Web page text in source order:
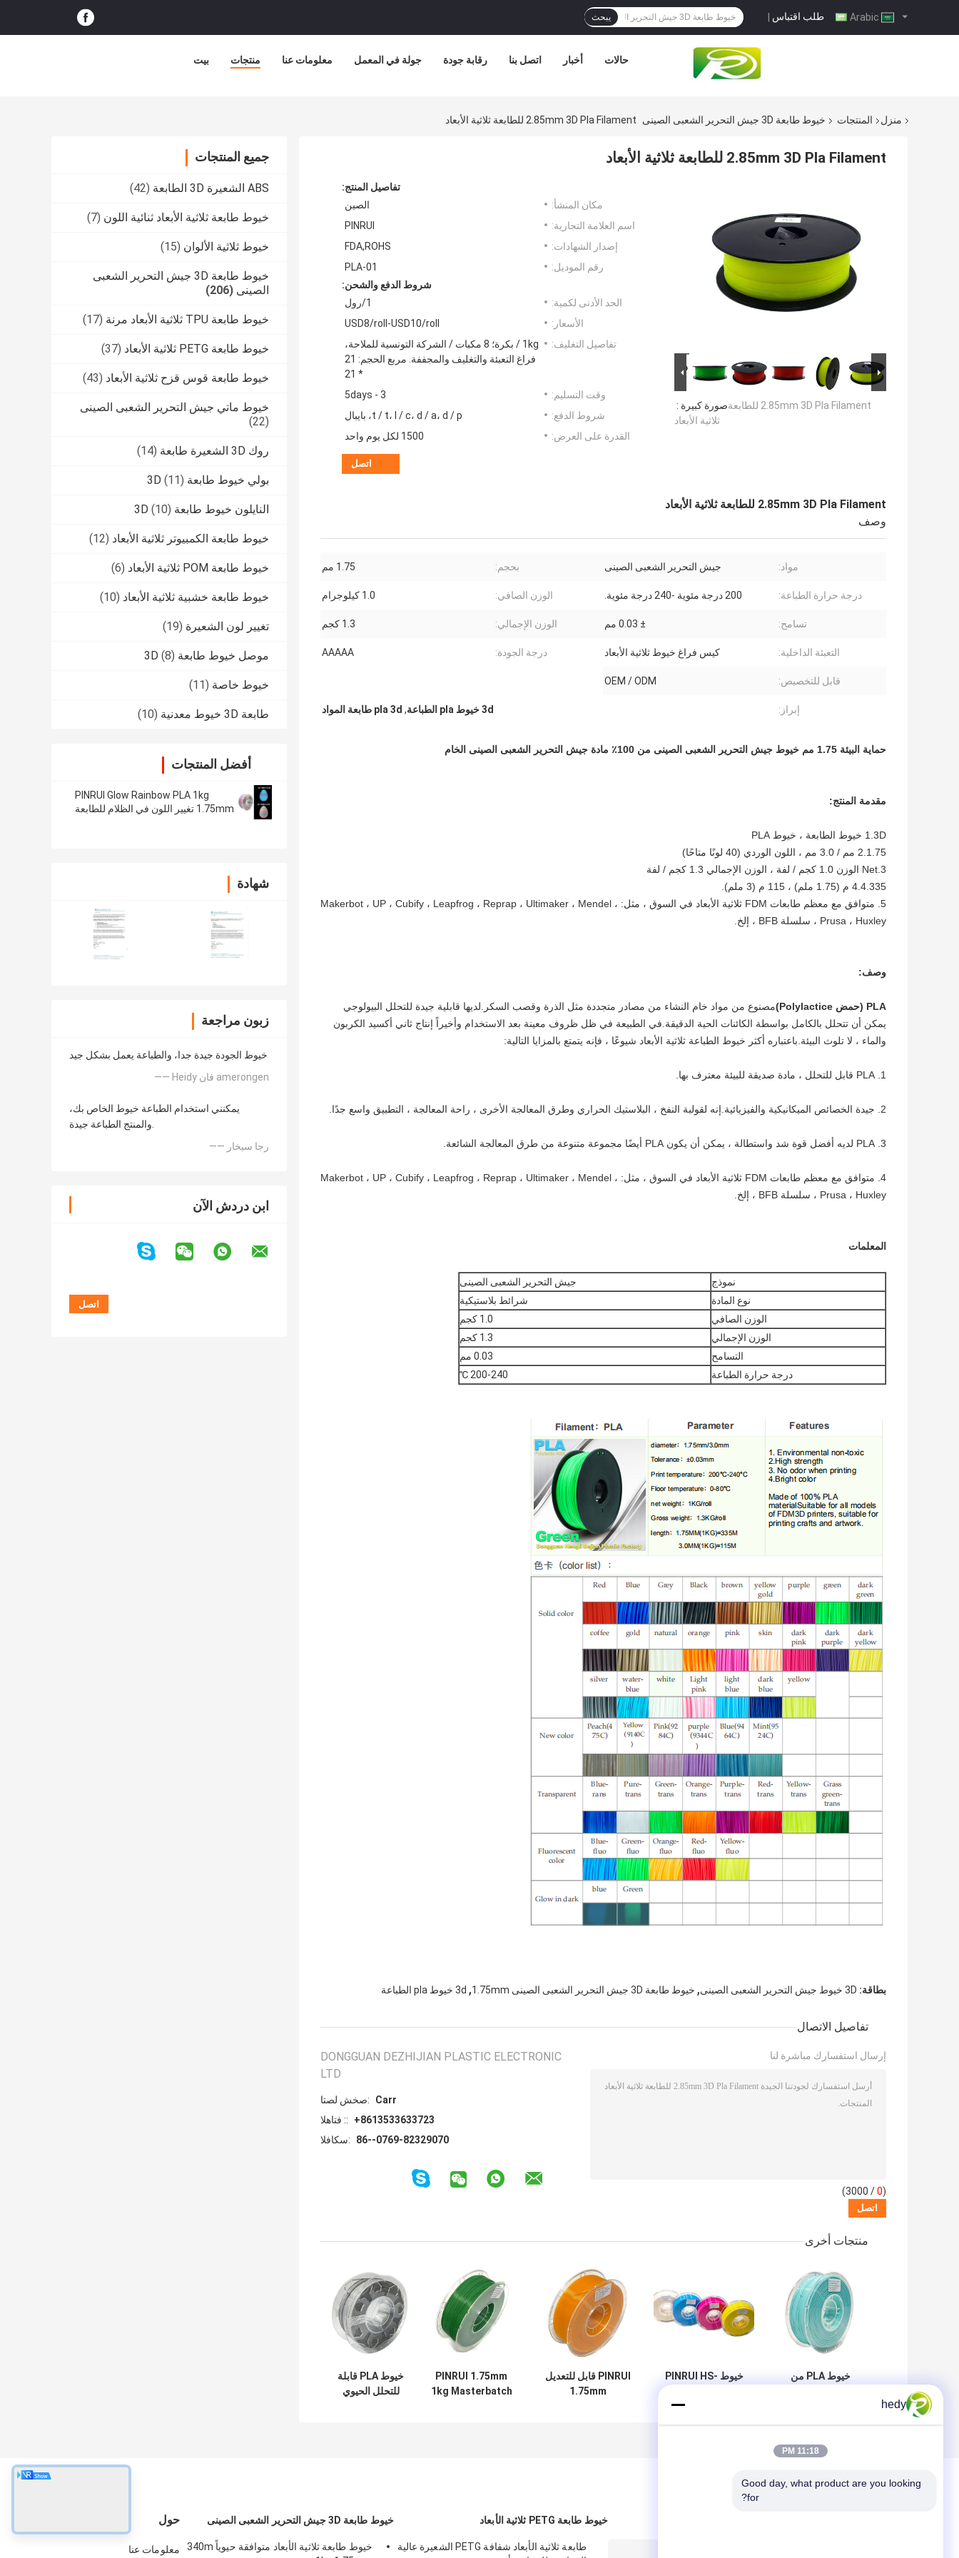
طلب اقتباس | يبحث
بيت منتجات معلومات عنا جولة في المعمل رقابة جودة اتصل بنا أخبار حالات
منزل المنتجات خيوط طابعة 3D جيش التحرير الشعبى الصينى 2.85mm 3D Pla Filament للطابعة ثلاثية الأبعاد
جميع المنتجات
ABS الشعيرة 3D الطابعة (42)
خيوط طابعة ثلاثية الأبعاد ثنائية اللون (7)
خيوط ثلاثية الألوان (15)
خيوط طابعة 3D جيش التحرير الشعبى
الصينى (206)
خيوط طابعة TPU ثلاثية الأبعاد مرنة (17)
خيوط طابعة PETG ثلاثية الأبعاد (37)
خيوط طابعة قوس قزح ثلاثية الأبعاد (43)
خيوط ماتي جيش التحرير الشعبى الصينى
(22)
روك 3D الشعيرة طابعة (14)
بولي خيوط طابعة 3D (11)
النايلون خيوط طابعة 3D (10)
خيوط طابعة الكمبيوتر ثلاثية الأبعاد (12)
خيوط طابعة POM ثلاثية الأبعاد (6)
خيوط طابعة خشبية ثلاثية الأبعاد (10)
تغيير لون الشعيرة (19)
موصل خيوط طابعة 3D (8)
خيوط خاصة (11)
طابعة 3D خيوط معدنية (10)
أفضل المنتجات
PINRUI Glow Rainbow PLA 1kg
1.75mm تغيير اللون في الظلام للطابعة
شهادة
زبون مراجعة
خيوط الجودة جيدة جدا، والطباعة يعمل بشكل جيد
—— Heidy فان amerongen
يمكنني استخدام الطباعة خيوط الخاص بك،
والمنتج الطباعة جيدة.
—— رجا سيخار
ابن دردش الآن
2.85mm 3D Pla Filament للطابعة ثلاثية الأبعاد
صورة كبيرة :2.85mm 3D Pla Filament للطابعة
ثلاثية الأبعاد
تفاصيل المنتج:
مكان المنشأ:
الصين
اسم العلامة التجارية:
PINRUI
إصدار الشهادات:
FDA,ROHS
رقم الموديل:
PLA-01
شروط الدفع والشحن:
الحد الأدنى لكمية:
1/رول
الأسعار:
USD8/roll-USD10/roll
تفاصيل التغليف:
1kg / بكرة؛ 8 مكبات / الشركة التونسية للملاحة،
فراغ التعبئة والتغليف والمجففة. مربع الحجم: 21
* 21
وقت التسليم:
3 - 5days
شروط الدفع:
t / t، l / c، d / a، d / p، بايبال
القدرة على العرض:
1500 لكل يوم واحد
اتصل
2.85mm 3D Pla Filament للطابعة ثلاثية الأبعاد
وصف
مواد: جيش التحرير الشعبى الصينى بحجم: 1.75 مم
درجة حرارة الطباعة: 200 درجة مئوية -240 درجة مئوية. الوزن الصافي: 1.0 كيلوجرام
تسامح: ± 0.03 مم الوزن الإجمالي: 1.3 كجم
التعبئة الداخلية: كيس فراغ خيوط ثلاثية الأبعاد درجة الجودة: AAAAA
قابل للتخصيص: OEM / ODM
إبراز: 3d خيوط pla الطباعة , pla 3d طابعة المواد
حماية البيئة 1.75 مم خيوط جيش التحرير الشعبى الصينى من 100٪ مادة جيش التحرير الشعبى الصينى الخام
مقدمة المنتج:
1.3D خيوط الطابعة ، خيوط PLA
2.1.75 مم / 3.0 مم ، اللون الوردي (40 لونًا متاحًا)
3.Net الوزن 1.0 كجم / لفة ، الوزن الإجمالي 1.3 كجم / لفة
4.4.335 م (1.75 ملم) ، 115 م (3 ملم).
5. متوافق مع معظم طابعات FDM ثلاثية الأبعاد في السوق ، مثل: Makerbot ، UP ، Cubify ، Leapfrog ، Reprap ، Ultimaker ، Mendel ،
Prusa ، Huxley ، سلسلة BFB ، إلخ.
وصف:
PLA (حمض Polylactice)
مصنوع من مواد خام النشاء من مصادر متجددة مثل الذرة وقصب السكر.لديها قابلية جيدة للتحلل البيولوجي
يمكن أن تتحلل بالكامل بواسطة الكائنات الحية الدقيقة.في الطبيعة في ظل ظروف معينة بعد الاستخدام وأخيراً إنتاج ثاني أكسيد الكربون
والماء ، لا تلوث البيئة.باعتباره أكثر خيوط الطباعة ثلاثية الأبعاد شيوعًا ، فإنه يتمتع بالمزايا التالية:
1. PLA قابل للتحلل ، مادة صديقة للبيئة معترف بها.
2. جيدة الخصائص الميكانيكية والفيزيائية.إنه لقولبة النفخ ، البلاستيك الحراري وطرق المعالجة الأخرى ، راحة المعالجة ، التطبيق واسع جدًا.
3. PLA لديه أفضل قوة شد واستطالة ، يمكن أن يكون PLA أيضًا مجموعة متنوعة من طرق المعالجة الشائعة.
4. متوافق مع معظم طابعات FDM ثلاثية الأبعاد في السوق ، مثل: Makerbot ، UP ، Cubify ، Leapfrog ، Reprap ، Ultimaker ، Mendel ،
Prusa ، Huxley ، سلسلة BFB ، إلخ.
المعلمات
نموذج
جيش التحرير الشعبى الصينى
نوع المادة
شرائط بلاستيكية
الوزن الصافي
1.0 كجم
الوزن الإجمالي
1.3 كجم
التسامح
0.03 مم
درجة حرارة الطباعة
200-240 ℃
بطاقة: 3D خيوط جيش التحرير الشعبى الصينى , خيوط طابعة 3D جيش التحرير الشعبى الصينى 1.75mm , 3d خيوط pla الطباعة
تفاصيل الاتصال
DONGGUAN DEZHIJIAN PLASTIC ELECTRONIC
LTD
اتصل شخص:
Carr
الهاتف ::
+8613533633723
الفاكس:
86--0769-82329070
إرسال استفسارك مباشرة لنا
(
0
/ 3000)
منتجات أخرى
خيوط PLA من
مقاس 1.75 مم،
بوزن 1 كجم لطابعات
خيوط PINRUI HS-
القوة للإمداد بالجملة
PINRUI قابل للتعديل
1.75mm
PINRUI 1.75mm
1kg Masterbatch
خيوط PLA قابلة
للتحلل الحيوي
حول
معلومات عنا
خيوط طابعة 3D جيش التحرير الشعبى الصينى
خيوط طابعة ثلاثية الأبعاد متوافقة حيوياً 340m
خيوط طابعة PETG ثلاثية الأبعاد
طابعة ثلاثية الأبعاد شفافة PETG الشعيرة عالية
hedy
11:18 PM
Good day, what product are you looking
for?